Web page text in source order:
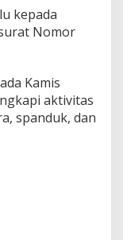
kepada
Nomor
Kamis
aktivitas
spanduk, dan